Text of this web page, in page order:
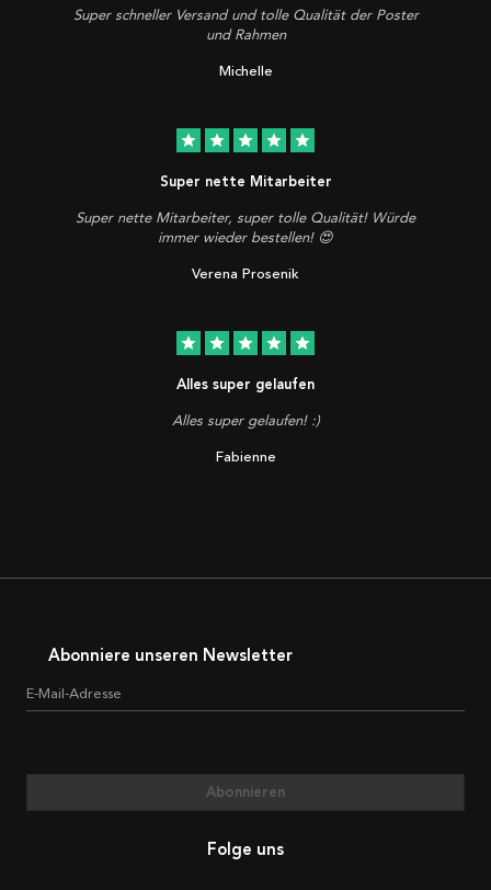
Super schneller Versand und tolle Qualität der Poster
und Rahmen
Michelle
star star star star star
Super nette Mitarbeiter
Super nette Mitarbeiter, super tolle Qualität! Würde
immer wieder bestellen! 😍
Verena Prosenik
star star star star star
Alles super gelaufen
Alles super gelaufen! :)
Fabienne
Abonniere unseren Newsletter
E-Mail-Adresse
Abonnieren
Folge uns